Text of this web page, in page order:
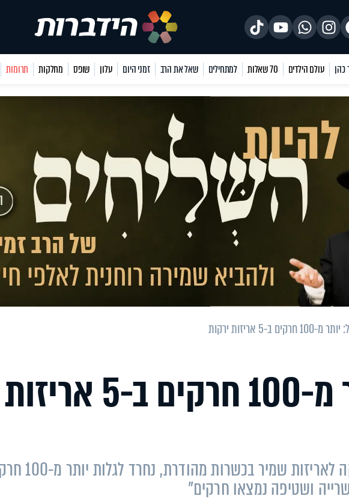
כהן עולם הילדים 70 שאלות למתחילים שאל את הרב זמני היום עלון שופס מחלקות תרומות
חרקים ב-5 אריזות ירקות
מבהיל: יותר מ-100 חרקים ב-5 אריזות
משגיח כשרות שביצע בדיקה לאריזות שמיר
ושטיפה נמצאו חרקים"